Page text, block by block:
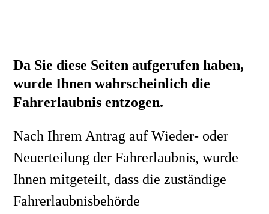
Da Sie diese Seiten aufgerufen haben,
wurde Ihnen wahrscheinlich die
Fahrerlaubnis entzogen.
Nach Ihrem Antrag auf Wieder- oder
Neuerteilung der Fahrerlaubnis, wurde
Ihnen mitgeteilt, dass die zuständige
Fahrerlaubnisbehörde